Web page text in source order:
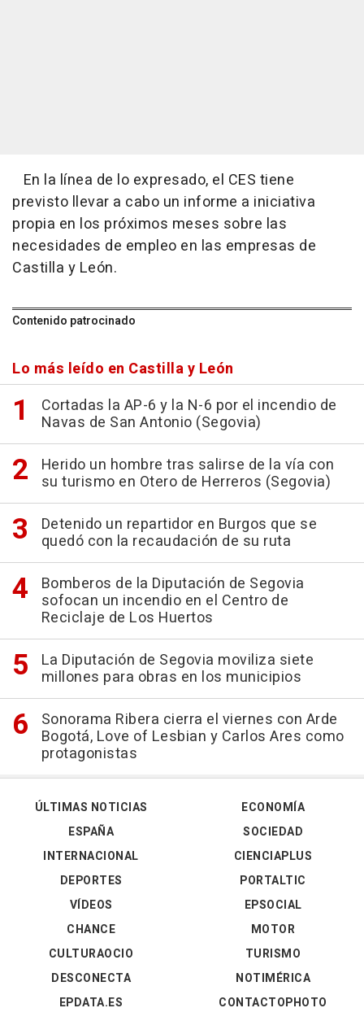
En la línea de lo expresado, el CES tiene
previsto llevar a cabo un informe a iniciativa
propia en los próximos meses sobre las
necesidades de empleo en las empresas de
Castilla y León.
Contenido patrocinado
Lo más leído en Castilla y León
Cortadas la AP-6 y la N-6 por el incendio de
Navas de San Antonio (Segovia)
Herido un hombre tras salirse de la vía con
su turismo en Otero de Herreros (Segovia)
Detenido un repartidor en Burgos que se
quedó con la recaudación de su ruta
Bomberos de la Diputación de Segovia
sofocan un incendio en el Centro de
Reciclaje de Los Huertos
La Diputación de Segovia moviliza siete
millones para obras en los municipios
Sonorama Ribera cierra el viernes con Arde
Bogotá, Love of Lesbian y Carlos Ares como
protagonistas
ÚLTIMAS NOTICIAS
ESPAÑA
INTERNACIONAL
DEPORTES
VÍDEOS
ECONOMÍA
SOCIEDAD
CIENCIAPLUS
PORTALTIC
EPSOCIAL
CHANCE
CULTURAOCIO
DESCONECTA
EPDATA.ES
MOTOR
TURISMO
NOTIMÉRICA
CONTACTOPHOTO